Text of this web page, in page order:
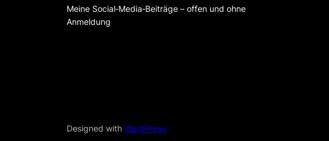
Meine Social‑Media‑Beiträge – offen und ohne
Anmeldung
Designed with WordPress